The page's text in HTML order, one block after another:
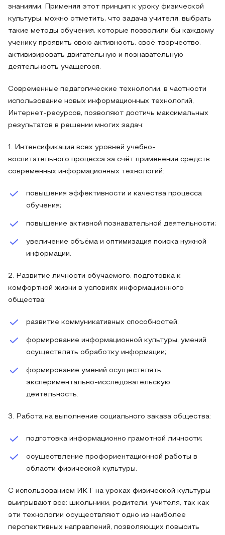
знаниями. Применяя этот принцип к уроку физической
культуры, можно отметить, что задача учителя, выбрать
такие методы обучения, которые позволили бы каждому
ученику проявить свою активность, своё творчество,
активизировать двигательную и познавательную
деятельность учащегося.
Современные педагогические технологии, в частности
использование новых информационных технологий,
Интернет-ресурсов, позволяют достичь максимальных
результатов в решении многих задач:
1. Интенсификация всех уровней учебно-
воспитательного процесса за счёт применения средств
современных информационных технологий:
повышения эффективности и качества процесса
обучения;
повышение активной познавательной деятельности;
увеличение объёма и оптимизация поиска нужной
информации.
2. Развитие личности обучаемого, подготовка к
комфортной жизни в условиях информационного
общества:
развитие коммуникативных способностей;
формирование информационной культуры, умений
осуществлять обработку информации;
формирование умений осуществлять
экспериментально-исследовательскую
деятельность.
3. Работа на выполнение социального заказа общества:
подготовка информационно грамотной личности;
осуществление профориентационной работы в
области физической культуры.
С использованием ИКТ на уроках физической культуры
выигрывают все: школьники, родители, учителя, так как
эти технологии осуществляют одно из наиболее
перспективных направлений, позволяющих повысить